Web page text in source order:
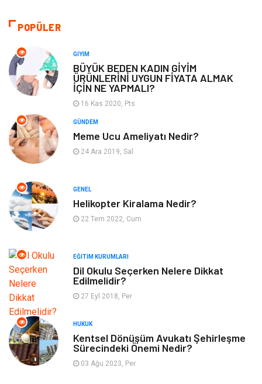
Alışveriş
Otomotiv
Eğitim Kurumları Yapı İnşaat
Güzellik Mobilya
Bahçe Ev Maden ve Metal
Finans & Ekonomi
Plastik
Tekstil
Hizmet
İnternet Ambalaj
POPÜLER
GIYIM
BÜYÜK BEDEN KADIN GİYİM
ÜRÜNLERİNİ UYGUN FİYATA ALMAK
İÇİN NE YAPMALI?
16 Kas 2020, Pts
GÜNDEM
Meme Ucu Ameliyatı Nedir?
24 Ara 2019, Sal
GENEL
Helikopter Kiralama Nedir?
22 Tem 2022, Cum
EĞITIM KURUMLARI
Dil Okulu Seçerken Nelere Dikkat
Edilmelidir?
27 Eyl 2018, Per
HUKUK
Kentsel Dönüşüm Avukatı Şehirleşme
Sürecindeki Önemi Nedir?
03 Ağu 2023, Per